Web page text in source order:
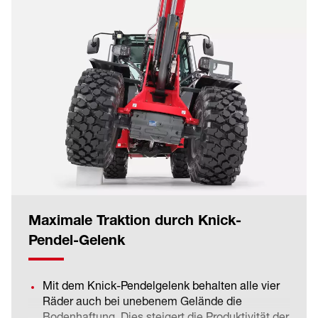
Maximale Traktion durch Knick-
Pendel-Gelenk
Mit dem Knick-Pendelgelenk behalten alle vier
Räder auch bei unebenem Gelände die